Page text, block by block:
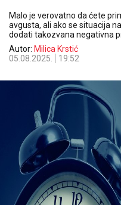
Malo je verovatno da ćete
avgusta, ali ako se situacija
dodati takozvana negativna
Autor: Milica Krstić
05.08.2025.
19:52